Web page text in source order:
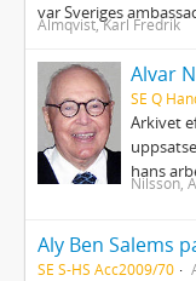
var Sveriges
Almqvist, Karl Fredrik
Alvar
SE Q
Arkivet
hans
Nilsson,
Aly Ben Salems
SE S-HS Acc2009/70